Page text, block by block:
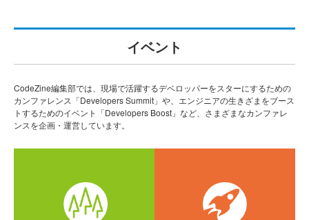
イベント
CodeZine編集部では、現場で活躍するデベロッパーをスターにするための
カンファレンス「Developers Summit」や、エンジニアの生きざまをブース
トするためのイベント「Developers Boost」など、さまざまなカンファレ
ンスを企画・運営しています。